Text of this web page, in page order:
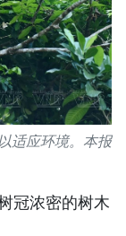
适应环境。本报
冠浓密的树木